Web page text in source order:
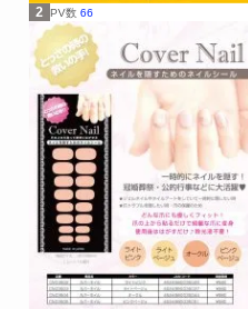
2 PV数 66